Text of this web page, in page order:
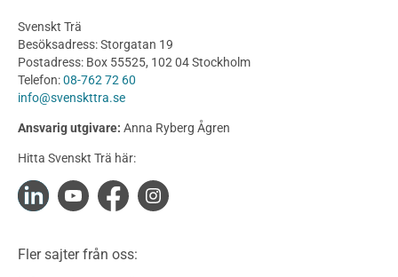
Utförande
Produkter
Konstruktionsvirke
Konstruktionsvirke Behandlat
Konstruktionsvirke Fingerskarvat
Konstruktionsvirke Fingerskarvat Obehandlat
Limträ
Fanerträ
Svenskt Trä
Besöksadress: Storgatan 19
Postadress: Box 55525, 102 04 Stockholm
Telefon:08-762 72 60
info@svenskttra.se
Ansvarig utgivare: Anna Ryberg Ågren
Hitta Svenskt Trä här:
Fler sajter från oss: